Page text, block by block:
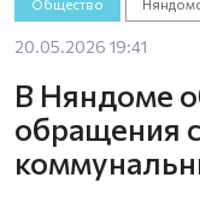
Общество
20.05.2026 19:41
В Няндоме
обращения